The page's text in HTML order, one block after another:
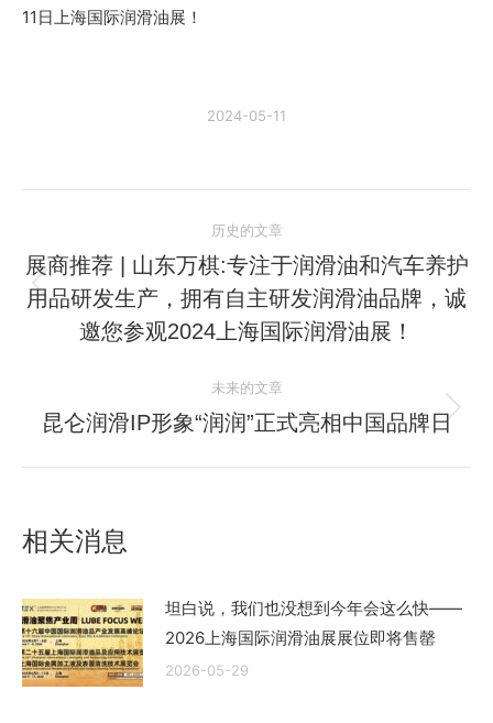
11日上海国际润滑油展！
2024-05-11
章
导
历史的文章
历
史
文
章：
展商推荐 | 山东万棋:专注于润滑油和汽车养护
用品研发生产，拥有自主研发润滑油品牌，诚
邀您参观2024上海国际润滑油展！
未来的文章
未
昆仑润滑IP形象“润润”正式亮相中国品牌日
相关消息
坦白说，我们也没想到今年会这么快——
2026上海国际润滑油展展位即将售罄
2026-05-29